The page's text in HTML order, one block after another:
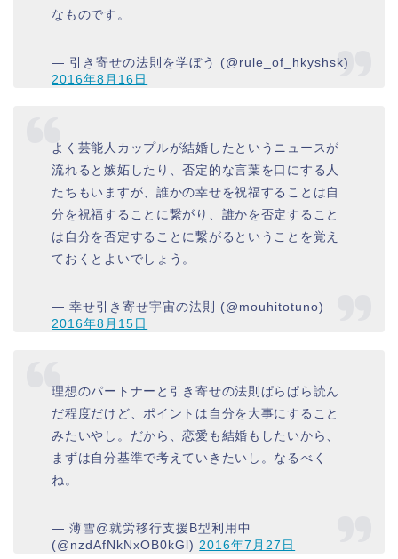
なものです。
— 引き寄せの法則を学ぼう (@rule_of_hkyshsk)
2016年8月16日
よく芸能人カップルが結婚したというニュースが
流れると嫉妬したり、否定的な言葉を口にする人
たちもいますが、誰かの幸せを祝福することは自
分を祝福することに繋がり、誰かを否定すること
は自分を否定することに繋がるということを覚え
ておくとよいでしょう。
— 幸せ引き寄せ宇宙の法則 (@mouhitotuno)
2016年8月15日
理想のパートナーと引き寄せの法則ぱらぱら読ん
だ程度だけど、ポイントは自分を大事にすること
みたいやし。だから、恋愛も結婚もしたいから、
まずは自分基準で考えていきたいし。なるべく
ね。
— 薄雪@就労移行支援B型利用中
(@nzdAfNkNxOB0kGl)2016年7月27日